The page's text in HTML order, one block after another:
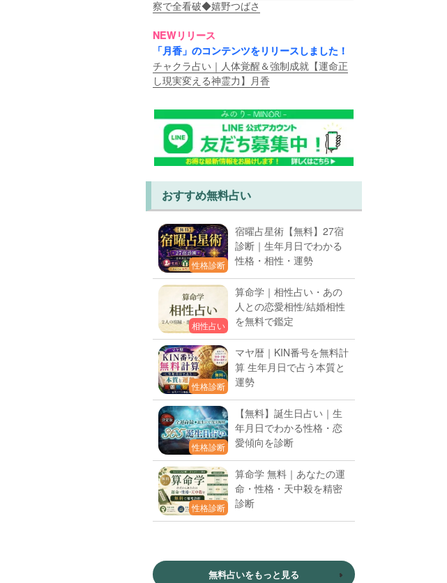
察で全看破◆嬉野つばさ
NEWリリース
「月香」のコンテンツをリリースしました！
チャクラ占い｜人体覚醒＆強制成就【運命正
し現実変える神霊力】月香
おすすめ無料占い
性格診断
宿曜占星術【無料】27宿
診断｜生年月日でわかる
性格・相性・運勢
相性占い
算命学｜相性占い・あの
人との恋愛相性/結婚相性
を無料で鑑定
性格診断
マヤ暦｜KIN番号を無料計
算 生年月日で占う本質と
運勢
性格診断
【無料】誕生日占い｜生
年月日でわかる性格・恋
愛傾向を診断
性格診断
算命学 無料｜あなたの運
命・性格・天中殺を精密
診断
無料占いをもっと見る